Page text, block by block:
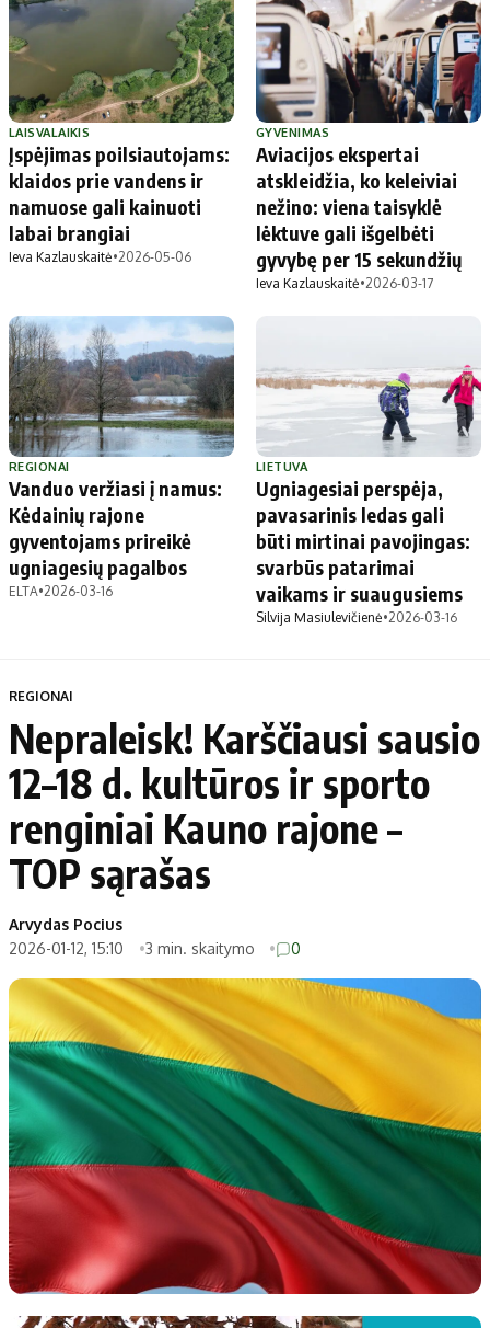
LAISVALAIKIS
Įspėjimas poilsiautojams:
klaidos prie vandens ir
namuose gali kainuoti
labai brangiai
Ieva Kazlauskaitė•2026-05-06
GYVENIMAS
Aviacijos ekspertai
atskleidžia, ko keleiviai
nežino: viena taisyklė
lėktuve gali išgelbėti
gyvybę per 15 sekundžių
Ieva Kazlauskaitė•2026-03-17
REGIONAI
Vanduo veržiasi į namus:
Kėdainių rajone
gyventojams prireikė
ugniagesių pagalbos
ELTA•2026-03-16
LIETUVA
Ugniagesiai perspėja,
pavasarinis ledas gali
būti mirtinai pavojingas:
svarbūs patarimai
vaikams ir suaugusiems
Silvija Masiulevičienė•2026-03-16
REGIONAI
Nepraleisk! Karščiausi sausio
12–18 d. kultūros ir sporto
renginiai Kauno rajone –
TOP sąrašas
Arvydas Pocius
2026-01-12, 15:10
3 min. skaitymo 0